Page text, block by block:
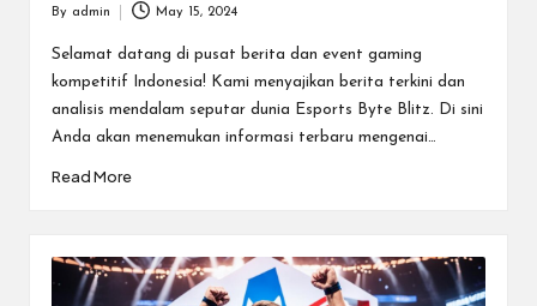
by
By admin May 15, 2024
Selamat datang di pusat berita dan event gaming
kompetitif Indonesia! Kami menyajikan berita terkini dan
analisis mendalam seputar dunia Esports Byte Blitz. Di sini
Anda akan menemukan informasi terbaru mengenai…
Read More